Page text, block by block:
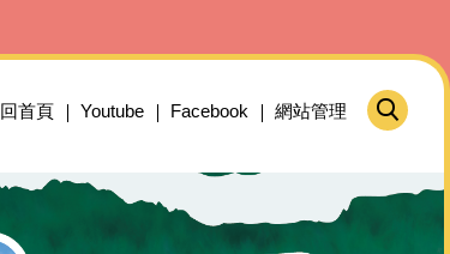
回首頁 Youtube Facebook 網站管理